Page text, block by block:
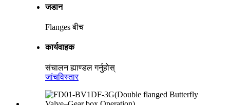
जडान
Flanges बीच
कार्यवाहक
संचालन ह्याण्डल गर्नुहोस्
जांचविस्तार